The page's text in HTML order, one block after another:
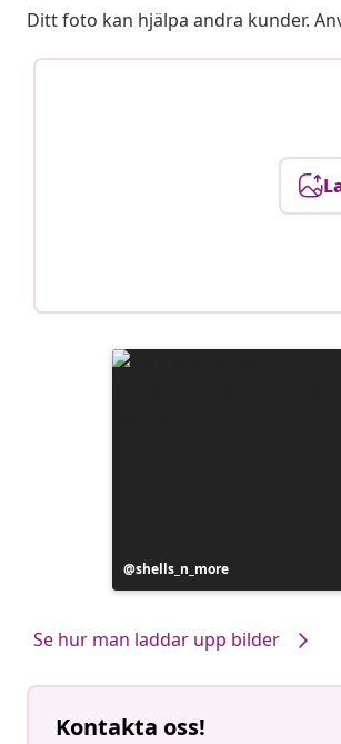
Ditt foto kan hjälpa andra kunder.
Inlägg
publicerat
shells_n_more
Se hur man laddar upp bilder
Kontakta oss!